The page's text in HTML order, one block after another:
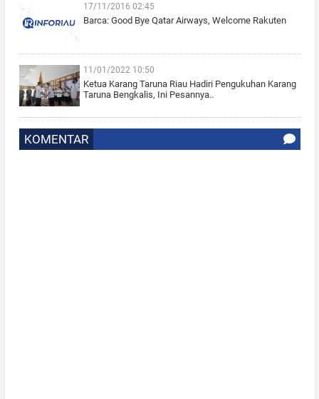
17/11/2016 02:45
Barca: Good Bye Qatar Airways, Welcome Rakuten
11/01/2022 10:50
Ketua Karang Taruna Riau Hadiri Pengukuhan Karang
Taruna Bengkalis, Ini Pesannya..
KOMENTAR